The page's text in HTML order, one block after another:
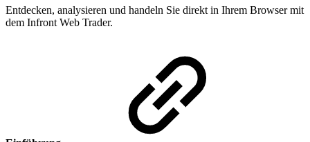
Entdecken, analysieren und handeln Sie direkt in Ihrem Browser mit
dem Infront Web Trader.